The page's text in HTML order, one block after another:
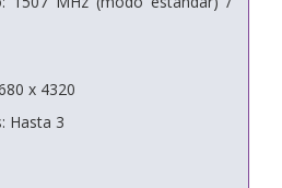
x 4320
Hasta 3